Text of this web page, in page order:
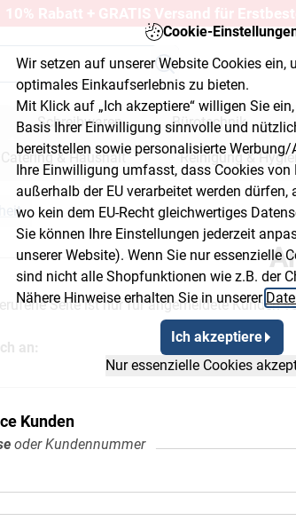
Cookie-
Wir setzen auf unserer Website Cookies ein,
optimales Einkaufserlebnis zu bieten.
Mit Klick auf „Ich akzeptiere“ willigen Sie
Basis Ihrer Einwilligung sinnvolle und
bereitstellen sowie personalisierte Werbung/
Ihre Einwilligung umfasst, dass Cookies von
außerhalb der EU verarbeitet werden dürfen,
wo kein dem EU-Recht gleichwertiges
Sie können Ihre Einstellungen jederzeit
unserer Website). Wenn Sie nur essenzielle
sind nicht alle Shopfunktionen wie z.B. der
Nähere Hinweise erhalten Sie in unserer
Ich akzeptiere
Nur essenzielle Cookies
10% Rabatt + GRATIS Versand für
Schreibwaren Bürotechnik
Catering & Haushalt Reinigung &
Werkstatt & Baumarkt
Seite ist nur für angemeldete Kunden
an:
Kunden
oder Kundennummer